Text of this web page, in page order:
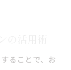
ることで、お